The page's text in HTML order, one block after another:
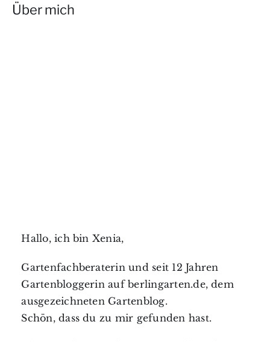
Über mich
Hallo, ich bin Xenia,
Gartenfachberaterin und seit 12 Jahren
Gartenbloggerin auf berlingarten.de, dem
ausgezeichneten Gartenblog.
Schön, dass du zu mir gefunden hast.